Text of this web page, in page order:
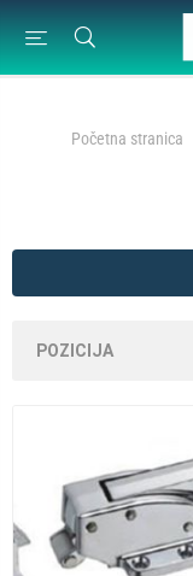
Početna stranica